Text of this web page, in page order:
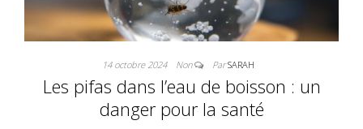
14 octobre 2024 Non ParSARAH
Les pifas dans l’eau de boisson : un
danger pour la santé